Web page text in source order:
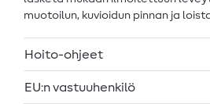
muotoilun, kuvioidun pinnan ja
Hoito-ohjeet
EU:n vastuuhenkilö